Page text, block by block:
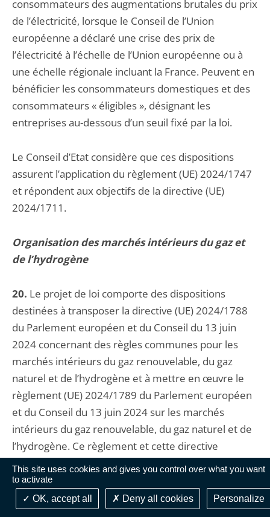
This site uses cookies and gives you control over what you want
to activate
OK, accept all
Deny all cookies Personalize
consommateurs des augmentations brutales du prix
de l’électricité, lorsque le Conseil de l’Union
européenne a déclaré une crise des prix de
l’électricité à l’échelle de l’Union européenne ou à
une échelle régionale incluant la France. Peuvent en
bénéficier les consommateurs domestiques et des
consommateurs « éligibles », désignant les
entreprises au-dessous d’un seuil fixé par la loi.
Le Conseil d’Etat considère que ces dispositions
assurent l’application du règlement (UE) 2024/1747
et répondent aux objectifs de la directive (UE)
2024/1711.
Organisation des marchés intérieurs du gaz et
de l’hydrogène
20. Le projet de loi comporte des dispositions
destinées à transposer la directive (UE) 2024/1788
du Parlement européen et du Conseil du 13 juin
2024 concernant des règles communes pour les
marchés intérieurs du gaz renouvelable, du gaz
naturel et de l’hydrogène et à mettre en œuvre le
règlement (UE) 2024/1789 du Parlement européen
et du Conseil du 13 juin 2024 sur les marchés
intérieurs du gaz renouvelable, du gaz naturel et de
l’hydrogène. Ce règlement et cette directive
constituent le quatrième « paquet gaz », qui
encourage le développement de gaz d’origine
renouvelable, et organise la diminution anticipée du
recours au gaz naturel fossile. Ce « paquet gaz » crée